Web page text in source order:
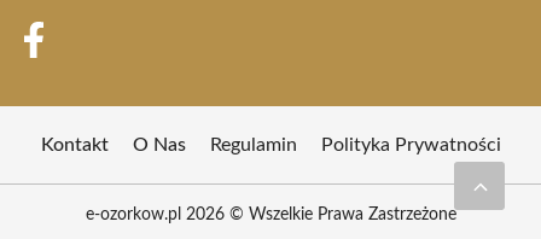
Kontakt O Nas Regulamin Polityka Prywatności
e-ozorkow.pl 2026 © Wszelkie Prawa Zastrzeżone